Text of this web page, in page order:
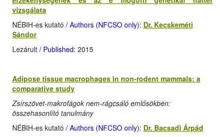
vizsgálata
NÉBIH-es kutató / Authors (NFCSO only): Dr. Kecskeméti
Sándor
Lezárult / Published: 2015
Adipose tissue macrophages in non-rodent mammals: a
comparative study
Zsírszövet-makrofágok nem-rágcsáló emlősökben:
összehasonlító tanulmány
NÉBIH-es kutató / Authors (NFCSO only): Dr. Bacsadi Árpád